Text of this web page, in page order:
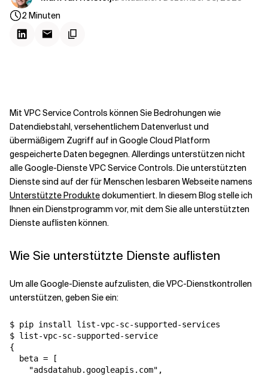
Verwandte Themen
2 Minuten
Mit VPC Service Controls können Sie Bedrohungen wie
Datendiebstahl, versehentlichem Datenverlust und
übermäßigem Zugriff auf in Google Cloud Platform
gespeicherte Daten begegnen. Allerdings unterstützen nicht
alle Google-Dienste VPC Service Controls. Die unterstützten
Dienste sind auf der für Menschen lesbaren Webseite namens
Unterstützte Produktedokumentiert. In diesem Blog stelle ich
Ihnen ein Dienstprogramm vor, mit dem Sie alle unterstützten
Dienste auflisten können.
Wie Sie unterstützte Dienste auflisten
Um alle Google-Dienste aufzulisten, die VPC-Dienstkontrollen
unterstützen, geben Sie ein:
$ pip install list-vpc-sc-supported-services
$ list-vpc-sc-supported-service
{
  beta = [
    "adsdatahub.googleapis.com",